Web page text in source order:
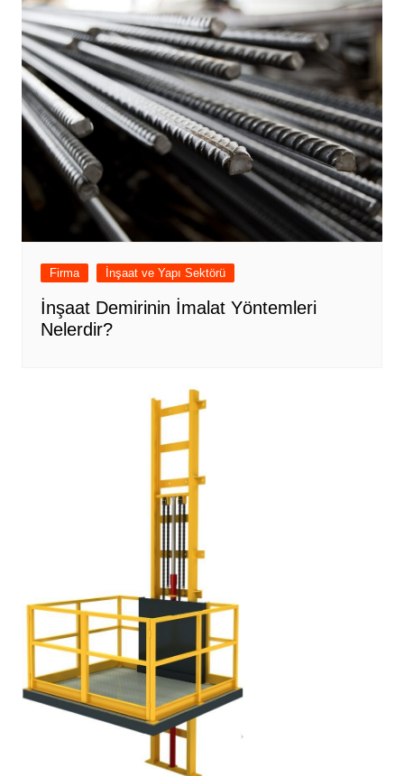
Firma İnşaat ve Yapı Sektörü
İnşaat Demirinin İmalat Yöntemleri
Nelerdir?